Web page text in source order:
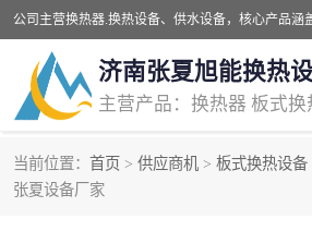
济南张夏旭能换热
当前位置： 首页 > 供应商机 > 板式换热设备
张夏设备厂家
管壳式换热器